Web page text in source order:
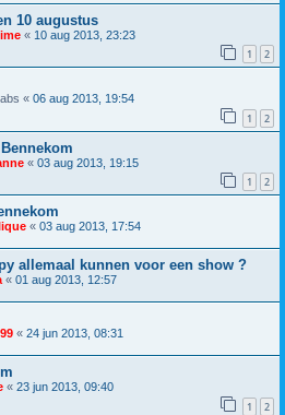
10 augustus
« 10 aug 2013, 23:23
1 2
« 06 aug 2013, 19:54
1 2
« 03 aug 2013, 19:15
1 2
« 03 aug 2013, 17:54
allemaal kunnen voor een show ?
« 01 aug 2013, 12:57
« 24 jun 2013, 08:31
« 23 jun 2013, 09:40
1 2